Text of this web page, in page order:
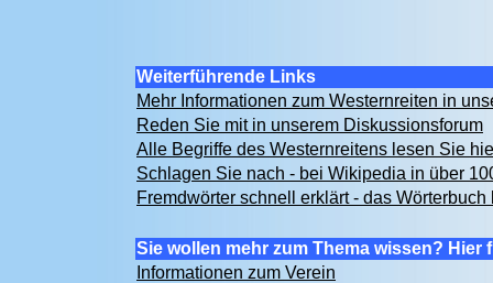
Weiterführende Links
Mehr Informationen zum Westernreiten in
Reden Sie mit in unserem Diskussionsforum
Alle Begriffe des Westernreitens lesen Sie
Schlagen Sie nach - bei Wikipedia in über
Fremdwörter schnell erklärt - das Wörterbuch
Sie wollen mehr zum Thema wissen? Hier
Informationen zum Verein